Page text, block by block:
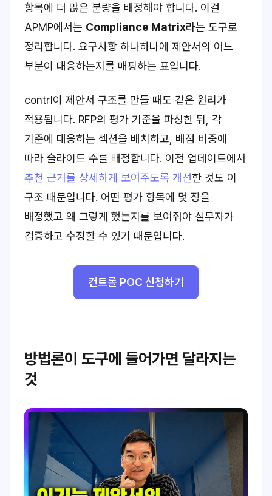
항목에 더 많은 분량을 배정해야 합니다. 이걸
APMP에서는 Compliance Matrix라는 도구로
정리합니다. 요구사항 하나하나에 제안서의 어느
부분이 대응하는지를 매핑하는 표입니다.
contrl이 제안서 구조를 만들 때도 같은 원리가
적용됩니다. RFP의 평가 기준을 파싱한 뒤, 각
기준에 대응하는 섹션을 배치하고, 배점 비중에
따라 슬라이드 수를 배정합니다. 이전 업데이트에서
추천 근거를 상세하게 보여주도록 개선한 것도 이
구조 때문입니다. 어떤 평가 항목에 몇 장을
배정했고 왜 그렇게 했는지를 보여줘야 실무자가
검증하고 수정할 수 있기 때문입니다.
컨트롤 POC 신청하기
방법론이 도구에 들어가면 달라지는
것